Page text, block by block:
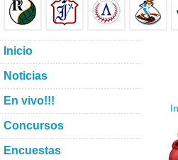
Inicio
Noticias
En vivo!!!
Concursos
Encuestas